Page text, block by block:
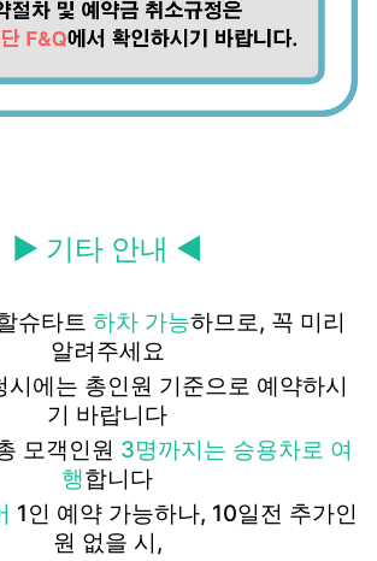
▶ 기타 안내 ◀
슈타트 하차 가능하므로, 꼭 미리
알려주세요
시에는 총인원 기준으로 예약하시
기 바랍니다
모객인원 3명까지는 승용차로 여
행합니다
1인 예약 가능하나, 10일전 추가인
원 없을 시,